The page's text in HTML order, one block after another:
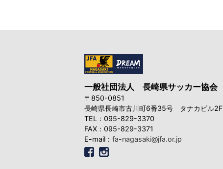
一般社団法人 長崎県サッカー協会
〒850-0851
長崎県長崎市古川町6番35号
タナカビル2F
TEL：095-829-3370
FAX：095-829-3371
E-mail： fa-nagasaki@jfa.or.jp